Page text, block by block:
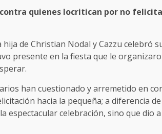
quienes locritican por no
hija de Christian Nodal y Cazzu celebró
presente en la fiesta que le
han cuestionado y arremetido en
hacia la pequeña; a diferencia
espectacular celebración, sino que dio